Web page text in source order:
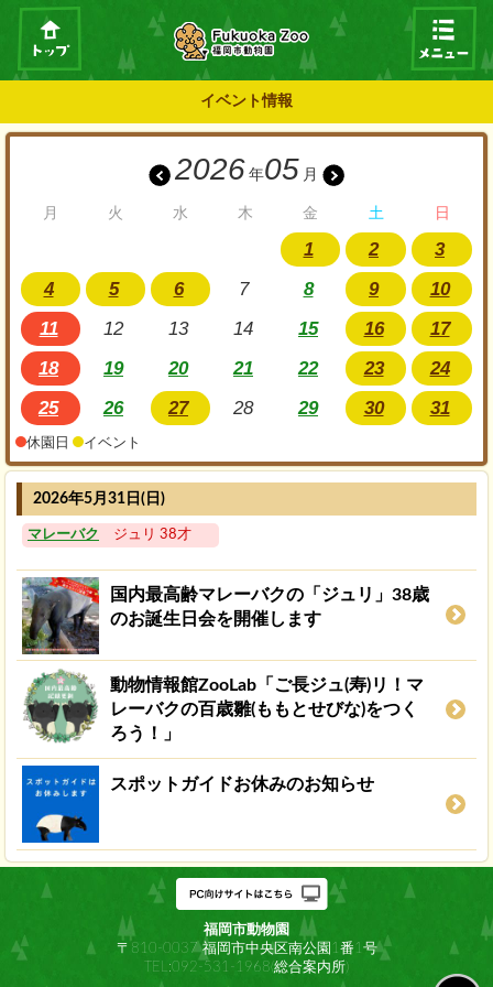
イベント情報
2026 年05 月
月 火 水 木 金 土 日
1 2
3
4
5 6 7 8 9
10
11
12 13 14 15 16
17
18
19 20 21 22 23
24
25
26 27 28 29 30 31
休園日 イベント
2026年5月31日(日)
マレーバク ジュリ 38才
国内最高齢マレーバクの「ジュリ」38歳
のお誕生日会を開催します
動物情報館ZooLab「ご長ジュ(寿)リ！マ
レーバクの百歳雛(ももとせびな)をつく
ろう！」
スポットガイドお休みのお知らせ
福岡市動物園
〒810-0037 福岡市中央区南公園1番1号
TEL:092-531-1968(総合案内所)